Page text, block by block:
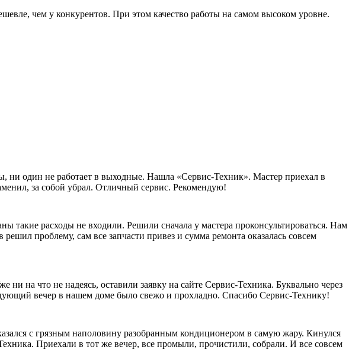
чем у конкурентов. При этом качество работы на самом высоком уровне.
ни один не работает в выходные. Нашла «Сервис-Техник». Мастер приехал в
за собой убрал. Отличный сервис. Рекомендую!
расходы не входили. Решили сначала у мастера проконсультироваться. Нам
проблему, сам все запчасти привез и сумма ремонта оказалась совсем
на что не надеясь, оставили заявку на сайте Сервис-Техника. Буквально через
вечер в нашем доме было свежо и прохладно. Спасибо Сервис-Технику!
с грязным наполовину разобранным кондиционером в самую жару. Кинулся
Приехали в тот же вечер, все промыли, прочистили, собрали. И все совсем